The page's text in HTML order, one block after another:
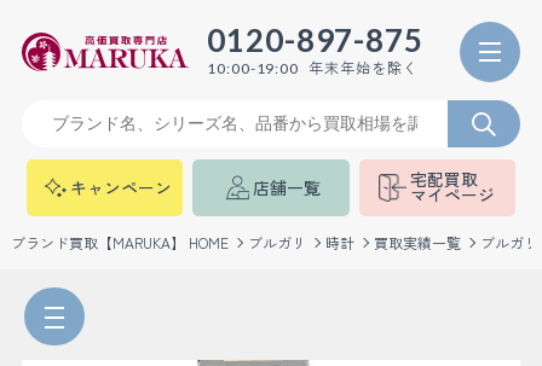
0120-897-875
10:00-19:00 年末年始を除く
キャンペーン 店舗一覧 宅配買取
マイページ
ブランド買取【MARUKA】 HOME ブルガリ 時計 買取実績一覧 ブルガ